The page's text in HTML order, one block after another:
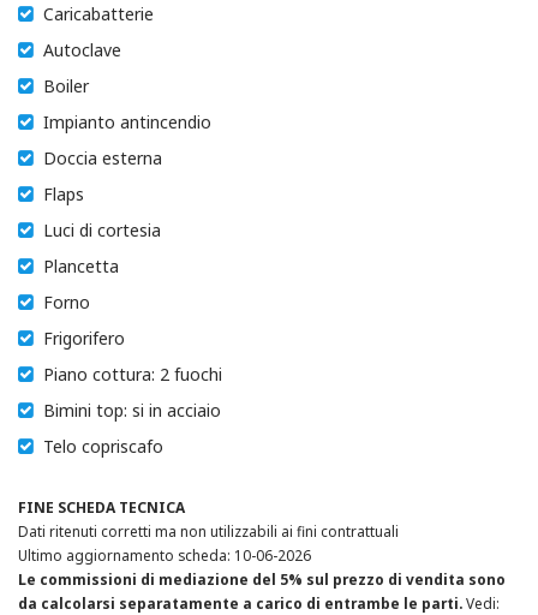
Caricabatterie
Autoclave
Boiler
Impianto antincendio
Doccia esterna
Flaps
Luci di cortesia
Plancetta
Forno
Frigorifero
Piano cottura: 2 fuochi
Bimini top: si in acciaio
Telo copriscafo
FINE SCHEDA TECNICA
Dati ritenuti corretti ma non utilizzabili ai fini contrattuali
Ultimo aggiornamento scheda: 10-06-2026
Le commissioni di mediazione del 5% sul prezzo di vendita sono
da calcolarsi separatamente a carico di entrambe le parti.Vedi: